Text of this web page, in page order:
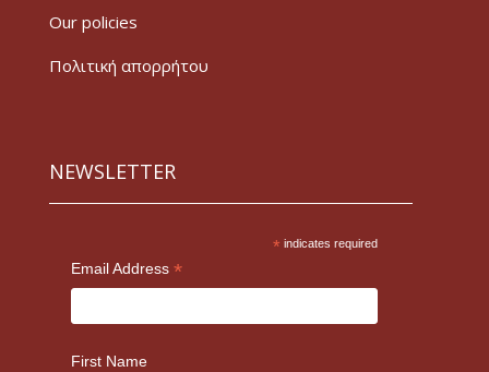
Our policies
Πολιτική απορρήτου
NEWSLETTER
* indicates required
Email Address *
First Name